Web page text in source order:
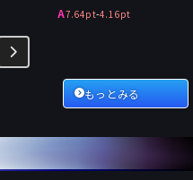
A7.64pt-4.16pt
もっとみる